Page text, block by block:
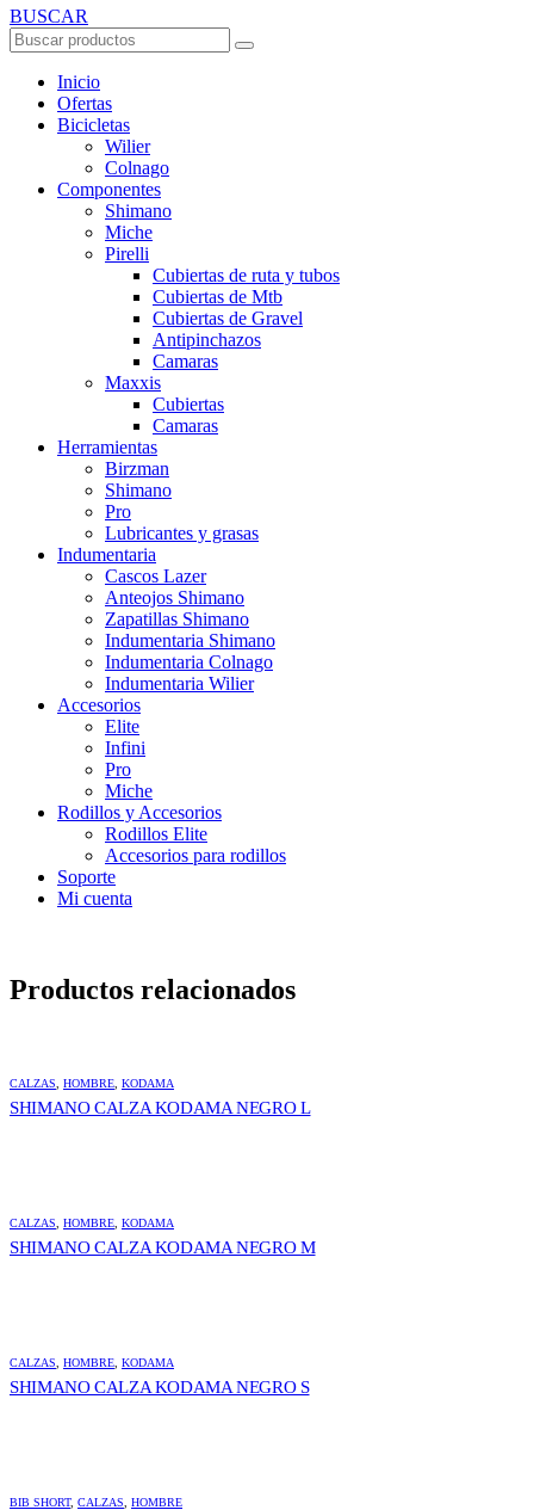
BUSCAR
Inicio
Ofertas
Bicicletas
Wilier
Colnago
Componentes
Shimano
Miche
Pirelli
Cubiertas de ruta y tubos
Cubiertas de Mtb
Cubiertas de Gravel
Antipinchazos
Camaras
Maxxis
Cubiertas
Camaras
Herramientas
Birzman
Shimano
Pro
Lubricantes y grasas
Indumentaria
Cascos Lazer
Anteojos Shimano
Zapatillas Shimano
Indumentaria Shimano
Indumentaria Colnago
Indumentaria Wilier
Accesorios
Elite
Infini
Pro
Miche
Rodillos y Accesorios
Rodillos Elite
Accesorios para rodillos
Soporte
Mi cuenta
Productos relacionados
CALZAS HOMBRE KODAMA
SHIMANO CALZA KODAMA NEGRO L
CALZAS HOMBRE KODAMA
SHIMANO CALZA KODAMA NEGRO M
CALZAS HOMBRE KODAMA
SHIMANO CALZA KODAMA NEGRO S
BIB SHORT, CALZAS HOMBRE